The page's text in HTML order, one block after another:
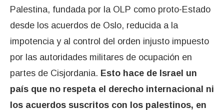
Palestina, fundada por la OLP como proto-Estado
desde los acuerdos de Oslo, reducida a la
impotencia y al control del orden injusto impuesto
por las autoridades militares de ocupación en
partes de Cisjordania. Esto hace de Israel un
país que no respeta el derecho internacional ni
los acuerdos suscritos con los palestinos, en